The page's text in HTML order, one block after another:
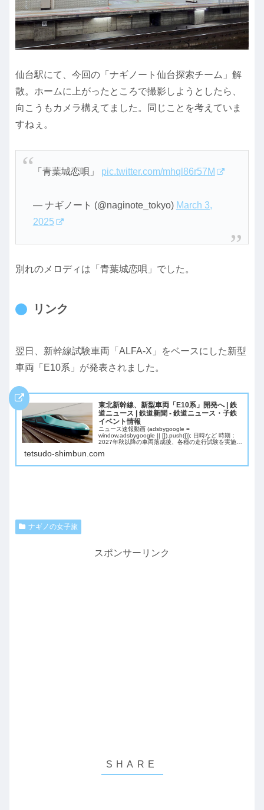
仙台駅にて、今回の「ナギノート仙台探索チーム」解
散。ホームに上がったところで撮影しようとしたら、
向こうもカメラ構えてました。同じことを考えていま
すねぇ。
「青葉城恋唄」 pic.twitter.com/mhql86r57M
— ナギノート (@naginote_tokyo) March 3,
2025
別れのメロディは「青葉城恋唄」でした。
リンク
翌日、新幹線試験車両「ALFA-X」をベースにした新型
車両「E10系」が発表されました。
東北新幹線、新型車両「E10系」開発へ | 鉄
道ニュース | 鉄道新聞 - 鉄道ニュース・子鉄
イベント情報
ニュース速報動画 (adsbygoogle =
window.adsbygoogle || []).push({}); 日時など 時期：
2027年秋以降の車両落成後、各種の走行試験を実施し
ら...
tetsudo-shimbun.com
ナギノの女子旅
スポンサーリンク